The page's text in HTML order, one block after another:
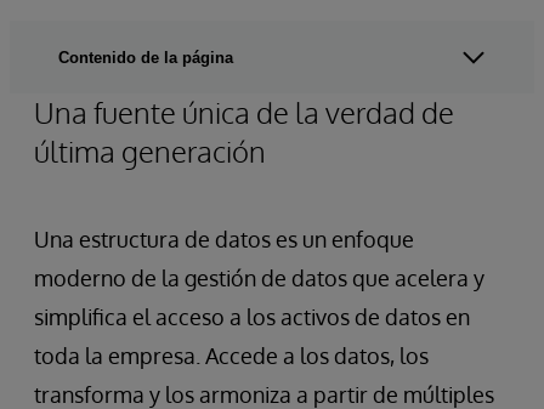
Una fuente única de la verdad de
última generación
Una estructura de datos es un enfoque
moderno de la gestión de datos que acelera y
simplifica el acceso a los activos de datos en
toda la empresa. Accede a los datos, los
transforma y los armoniza a partir de múltiples
Contenido de la página